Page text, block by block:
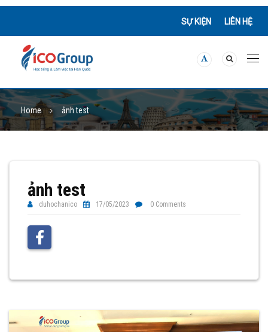
SỰ KIỆN LIÊN HỆ
Home ảnh test
ảnh test
duhochanico 17/05/2023 0 Comments